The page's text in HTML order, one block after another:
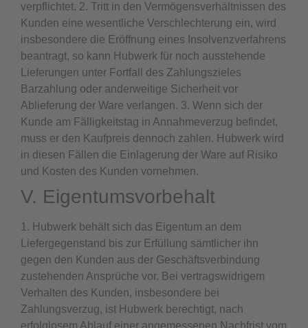
verpflichtet. 2. Tritt in den Vermögensverhältnissen des
Kunden eine wesentliche Verschlechterung ein, wird
insbesondere die Eröffnung eines Insolvenzverfahrens
beantragt, so kann Hubwerk für noch ausstehende
Lieferungen unter Fortfall des Zahlungszieles
Barzahlung oder anderweitige Sicherheit vor
Ablieferung der Ware verlangen. 3. Wenn sich der
Kunde am Fälligkeitstag in Annahmeverzug befindet,
muss er den Kaufpreis dennoch zahlen. Hubwerk wird
in diesen Fällen die Einlagerung der Ware auf Risiko
und Kosten des Kunden vornehmen.
V. Eigentumsvorbehalt
1. Hubwerk behält sich das Eigentum an dem
Liefergegenstand bis zur Erfüllung sämtlicher ihn
gegen den Kunden aus der Geschäftsverbindung
zustehenden Ansprüche vor. Bei vertragswidrigem
Verhalten des Kunden, insbesondere bei
Zahlungsverzug, ist Hubwerk berechtigt, nach
erfolglosem Ablauf einer angemessenen Nachfrist vom